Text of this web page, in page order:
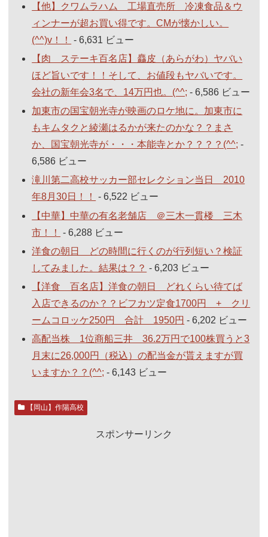
【他】クワムラハム 工場直売所 冷凍食品＆ウ
ィンナーが超お買い得です。CMが懐かしい。
(^^)v！！
- 6,631 ビュー
【肉 ステーキ百名店】麤皮（あらがわ）ヤバい
ほど旨いです！！そして、お値段もヤバいです。
会社の新年会3名で、14万円也。(^^; - 6,586 ビュー
加東市の国宝朝光寺が映画のロケ地に。加東市に
もキムタクと綾瀬はるかが来たのかな？？まさ
か、国宝朝光寺が・・・本能寺とか？？？？(^^; -
6,586 ビュー
滝川第二高校サッカー部セレクション当日 2010
年8月30日！！
- 6,522 ビュー
【中華】中華の有名老舗店 ＠三木一貫楼 三木
市！！
- 6,288 ビュー
洋食の朝日 どの時間に行くのが行列短い？検証
してみました。結果は？？ - 6,203 ビュー
【洋食 百名店】洋食の朝日 どれくらい待てば
入店できるのか？？ビフカツ定食1700円 + クリ
ームコロッケ250円 合計 1950円 - 6,202 ビュー
高配当株 1位商船三井 36.2万円で100株買うと3
月末に26,000円（税込）の配当金が貰えますが買
いますか？？(^^; - 6,143 ビュー
【岡山】作陽高校
スポンサーリンク